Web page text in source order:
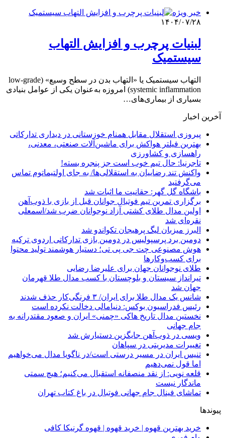
خبر ویژه
۱۴۰۴/۰۷/۲۸
لبنیات پرچرب و افزایش التهاب
سیستمیک
التهاب سیستمیک یا «التهاب بدن در سطح وسیع» (low‑grade
systemic inflammation) امروزه به‌عنوان یکی از عوامل بنیادی
بسیاری از بیماری‌های…
آخرین اخبار
پیروزی استقلال مقابل همنام خوزستانی در دیداری تدارکاتی
بهترین فیلتر هواکش برای ماشین‌آلات صنعتی، معدنی،
راهسازی و کشاورزی
تاجرنیا: حال تیم خوب است جز پنجره بسته!
واکنش تند رضاییان به استقلالی‌ها/ به جای اولتیماتوم تماس
می‌گرفتید
باشگاه گل گهر: حقانیت ما اثبات شد
برگزاری تمرین تیم فوتبال جوانان قبل از بازی با ذوب‌آهن
اولین مدال طلای کشتی آزاد نوجوانان ضرب شد/اسمعلی
نقره‌ای شد
البرز میزبان لیگ پرهیجان تکواندو شد
دومین برد پرسپولیس در دومین بازی تدارکاتی اردوی ترکیه
هوش مصنوعی چت جی پی تی؛ دستیار هوشمند تولید محتوا
برای کسب‌وکارها
طلای نوجوانان جهان برای علیرضا رضایی
تیرانداز سیستان و بلوچستان با کسب مدال طلا قهرمان
جهان شد
شانس یک مدال طلا برای ایران/ ۳ فرنگی‌کار حذف شدند
رئیس فدراسیون بوکس: دنیامالی دخالت نکرده است
نخستین مدال تاریخ هاکی «چمنی» ایران و صعود مقتدرانه به
جام جهانی
ویسی در ذوب‌آهن جایگزین دستیارش شد
تغییرات مدیریتی در سپاهان
تنیس ایران در مسیر درستی است/در ناگویا مدال می‌خواهیم
اما قول نمی‌دهیم
قلعه نویی: از نقد منصفانه استقبال می‌کنیم؛ هیچ سمتی
ماندگار نیست
تماشای فینال جام جهانی فوتبال در باغ کتاب تهران
پیوندها
خرید بهترین قهوه | خرید قهوه | قهوه گرنیکا کافی